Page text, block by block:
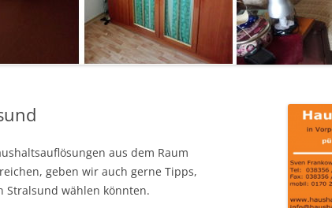
aus dem Raum
geben wir auch gerne Tipps,
Stralsund wählen könnten.